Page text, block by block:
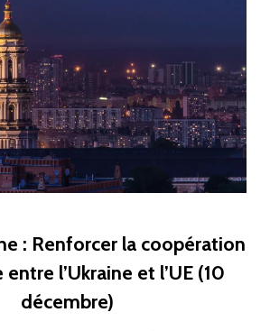
: Renforcer la coopération
l’Ukraine et l’UE (10
décembre)